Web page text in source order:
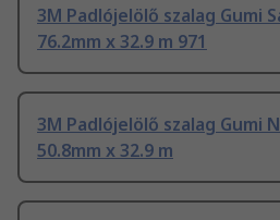
3M Padlójelölő szalag Gumi
76.2mm x 32.9 m 971
3M Padlójelölő szalag Gumi
50.8mm x 32.9 m